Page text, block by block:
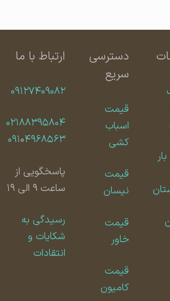
دسترسی
سریع
قیمت
اسباب
کشی
قیمت
نیسان
قیمت
قیمت
کامیون
ارتباط با ما
۰۹۱۲۷۴۰۹۰۸۲
۰۲۱۸۸۳۹۵۸۰۴
۰۹۱۰۴۹۶۸۵۶۳
پاسخگویی از
ساعت ۹ الی ۱۹
رسیدگی به
شکایات و
انتقادات